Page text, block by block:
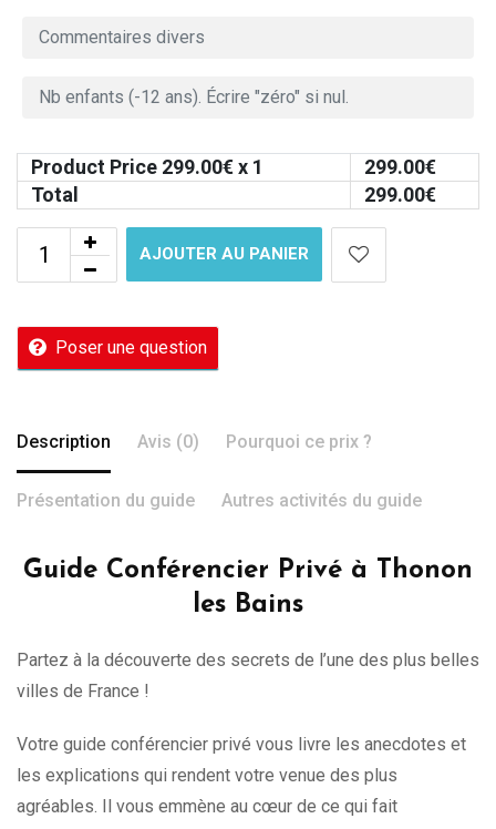
Product Price 299.00€ x 1 299.00€
Total
299.00€
AJOUTER AU PANIER
Poser une question
Description Avis (0) Pourquoi ce prix ?
Présentation du guide Autres activités du guide
Guide Conférencier Privé à Thonon
les Bains
Partez à la découverte des secrets de l’une des plus belles
villes de France !
Votre guide conférencier privé vous livre les anecdotes et
les explications qui rendent votre venue des plus
agréables. Il vous emmène au cœur de ce qui fait